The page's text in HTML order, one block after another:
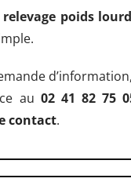
poids
au 02 41 82 75
contact.